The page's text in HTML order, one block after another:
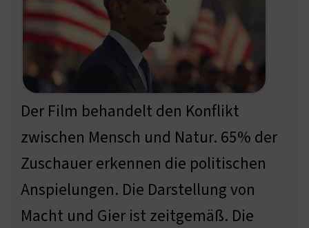
Der Film behandelt den Konflikt
zwischen Mensch und Natur. 65% der
Zuschauer erkennen die politischen
Anspielungen. Die Darstellung von
Macht und Gier ist zeitgemäß. Die